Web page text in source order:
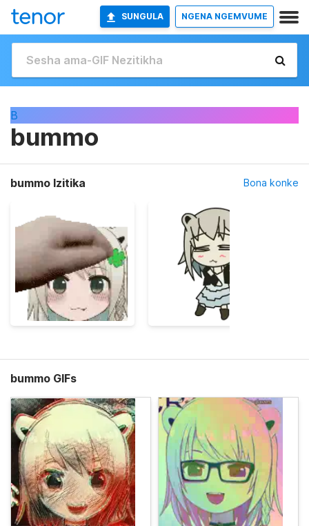
SUNGULA NGENA NGEMVUME
B
bummo
bummo Izitika Bona konke
bummo GIFs